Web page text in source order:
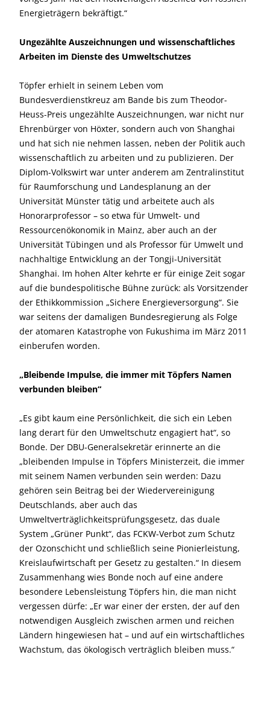
Energieträgern bekräftigt.“
Ungezählte Auszeichnungen und wissenschaftliches
Arbeiten im Dienste des Umweltschutzes
Töpfer erhielt in seinem Leben vom
Bundesverdienstkreuz am Bande bis zum Theodor-
Heuss-Preis ungezählte Auszeichnungen, war nicht nur
Ehrenbürger von Höxter, sondern auch von Shanghai
und hat sich nie nehmen lassen, neben der Politik auch
wissenschaftlich zu arbeiten und zu publizieren. Der
Diplom-Volkswirt war unter anderem am Zentralinstitut
für Raumforschung und Landesplanung an der
Universität Münster tätig und arbeitete auch als
Honorarprofessor – so etwa für Umwelt- und
Ressourcenökonomik in Mainz, aber auch an der
Universität Tübingen und als Professor für Umwelt und
nachhaltige Entwicklung an der Tongji-Universität
Shanghai. Im hohen Alter kehrte er für einige Zeit sogar
auf die bundespolitische Bühne zurück: als Vorsitzender
der Ethikkommission „Sichere Energieversorgung“. Sie
war seitens der damaligen Bundesregierung als Folge
der atomaren Katastrophe von Fukushima im März 2011
einberufen worden.
„Bleibende Impulse, die immer mit Töpfers Namen
verbunden bleiben“
„Es gibt kaum eine Persönlichkeit, die sich ein Leben
lang derart für den Umweltschutz engagiert hat“, so
Bonde. Der DBU-Generalsekretär erinnerte an die
„bleibenden Impulse in Töpfers Ministerzeit, die immer
mit seinem Namen verbunden sein werden: Dazu
gehören sein Beitrag bei der Wiedervereinigung
Deutschlands, aber auch das
Umweltverträglichkeitsprüfungsgesetz, das duale
System „Grüner Punkt“, das FCKW-Verbot zum Schutz
der Ozonschicht und schließlich seine Pionierleistung,
Kreislaufwirtschaft per Gesetz zu gestalten.“ In diesem
Zusammenhang wies Bonde noch auf eine andere
besondere Lebensleistung Töpfers hin, die man nicht
vergessen dürfe: „Er war einer der ersten, der auf den
notwendigen Ausgleich zwischen armen und reichen
Ländern hingewiesen hat – und auf ein wirtschaftliches
Wachstum, das ökologisch verträglich bleiben muss.“